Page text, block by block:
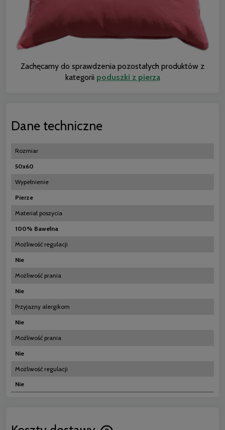
Zachęcamy do sprawdzenia pozostałych produktów z
kategorii poduszki z pierza
Dane techniczne
Rozmiar
50x60
Wypełnienie
Pierze
Materiał poszycia
100% Bawełna
Możliwość regulacji
Nie
Możliwość prania
Nie
Przyjazny alergikom
Nie
Możliwość prania
Nie
Możliwość regulacji
Nie